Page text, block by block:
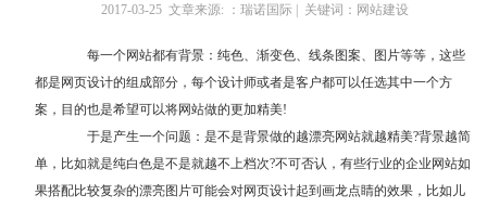
2017-03-25 文章来源: ：瑞诺国际 | 关键词：网站建设
每一个网站都有背景：纯色、渐变色、线条图案、图片等等，这些
都是网页设计的组成部分，每个设计师或者是客户都可以任选其中一个方
案，目的也是希望可以将网站做的更加精美!
于是产生一个问题：是不是背景做的越漂亮网站就越精美?背景越简
单，比如就是纯白色是不是就越不上档次?不可否认，有些行业的企业网站如
果搭配比较复杂的漂亮图片可能会对网页设计起到画龙点睛的效果，比如儿